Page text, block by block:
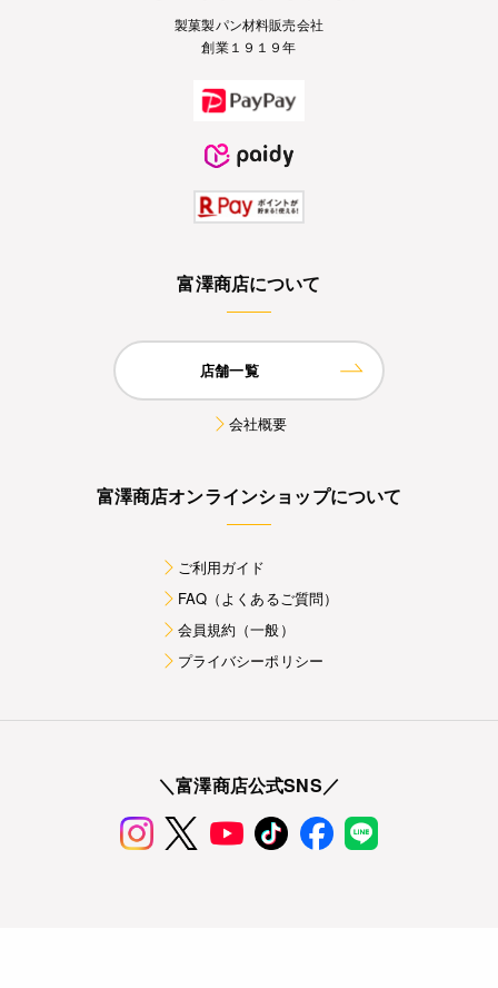
製菓製パン材料販売会社
創業１９１９年
富澤商店について
店舗一覧
会社概要
富澤商店オンラインショップについて
ご利用ガイド
FAQ（よくあるご質問）
会員規約（一般）
プライバシーポリシー
＼富澤商店公式SNS／